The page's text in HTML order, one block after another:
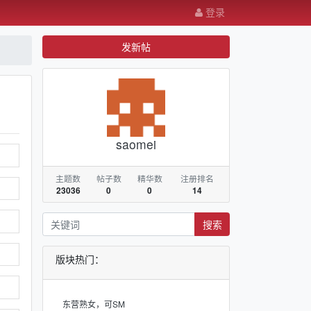
登录
发新帖
saomei
主题数
23036
帖子数
0
精华数
0
注册排名
14
搜索
版块热门：
东营熟女，可SM